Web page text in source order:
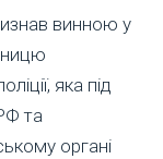
винною у
яка під
та
органі